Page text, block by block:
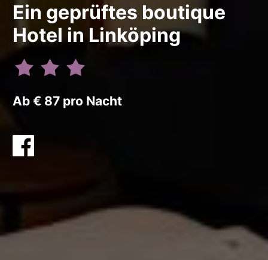
Ein geprüftes boutique
Hotel in Linköping
Ab € 87 pro Nacht